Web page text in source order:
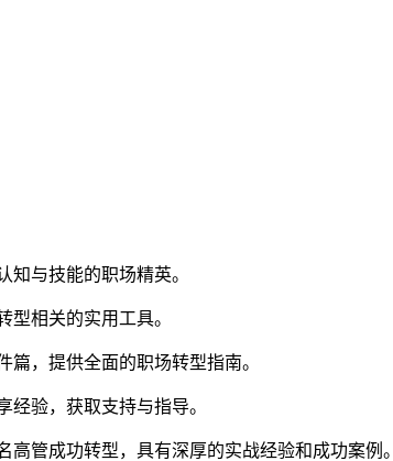
与技能的职场精英。
相关的实用工具。
，提供全面的职场转型指南。
验，获取支持与指导。
管成功转型，具有深厚的实战经验和成功案例。